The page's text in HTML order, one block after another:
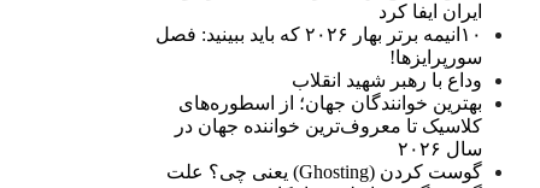
ایران ایفا کرد
۱۰انیمه برتر بهار ۲۰۲۶ که باید ببینید: فصل
سورپرایزها!
وداع با رهبر شهید انقلاب
بهترین خوانندگان جهان؛ از اسطوره‌های
کلاسیک تا معروف‌ترین خواننده جهان در
سال ۲۰۲۶
گوست کردن (Ghosting) یعنی چی؟ علت